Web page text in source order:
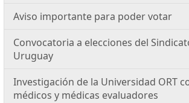
Aviso importante para poder votar
Convocatoria a elecciones del
Uruguay
Investigación de la Universidad ORT
médicos y médicas evaluadores